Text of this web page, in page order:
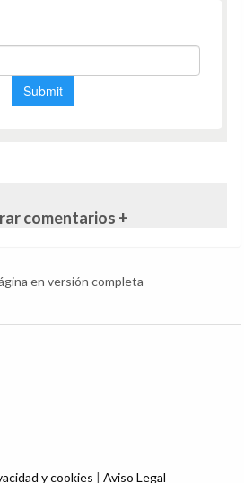
comentarios +
en versión completa
y cookies | Aviso Legal